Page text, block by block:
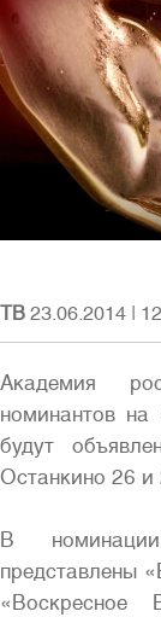
Войти
Полная
ТВ 23.06.2014 |
Академия
номинантов
будут
Останкино 26 и
В
представлены
«Воскресное